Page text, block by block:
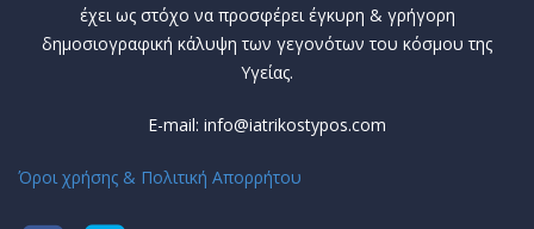
έχει ως στόχο να προσφέρει έγκυρη & γρήγορη
δημοσιογραφική κάλυψη των γεγονότων του κόσμου της
Υγείας.
E-mail: info@iatrikostypos.com
Όροι χρήσης & Πολιτική Απορρήτου